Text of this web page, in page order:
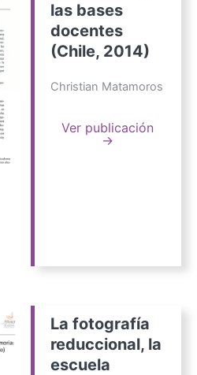
las bases
docentes
(Chile, 2014)
Christian Matamoros
Ver publicación
→
La fotografía
reduccional, la
escuela